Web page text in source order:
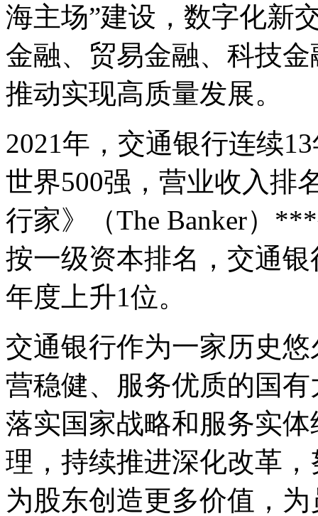
海主场”建设，数字化新
金融、贸易金融、科技
推动实现高质量发展。
2021年，交通银行连续
世界500强，营业收入排
行家》（The Banker）
按一级资本排名，交通
年度上升1位。
交通银行作为一家历史
营稳健、服务优质的国
落实国家战略和服务实
理，持续推进深化改革
为股东创造更多价值，